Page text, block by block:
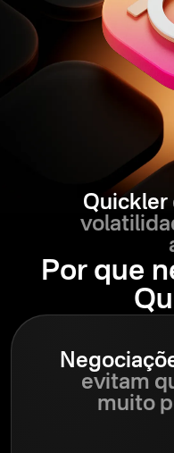
Quickler
Por que
evitam
muito